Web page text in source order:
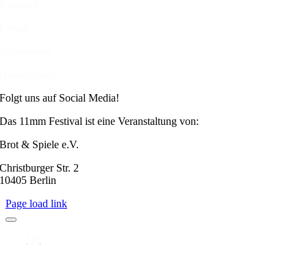
Folgt uns auf Social Media!
Das 11mm Festival ist eine Veranstaltung von:
Brot & Spiele e.V.
Christburger Str. 2
10405 Berlin
Page load link